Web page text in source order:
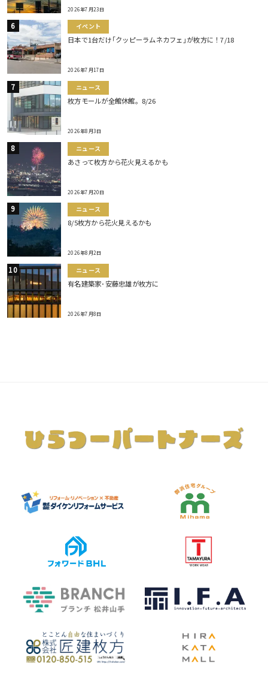
2026年7月23日
イベント
日本で1台だけ｢クッピーラムネカフェ｣が枚方に！7/18
2026年7月17日
ニュース
枚方モールが全館休館。8/26
2026年8月3日
ニュース
あさって枚方から花火見えるかも
2026年7月20日
ニュース
8/5枚方から花火見えるかも
2026年8月2日
ニュース
有名建築家･安藤忠雄が枚方に
2026年7月8日